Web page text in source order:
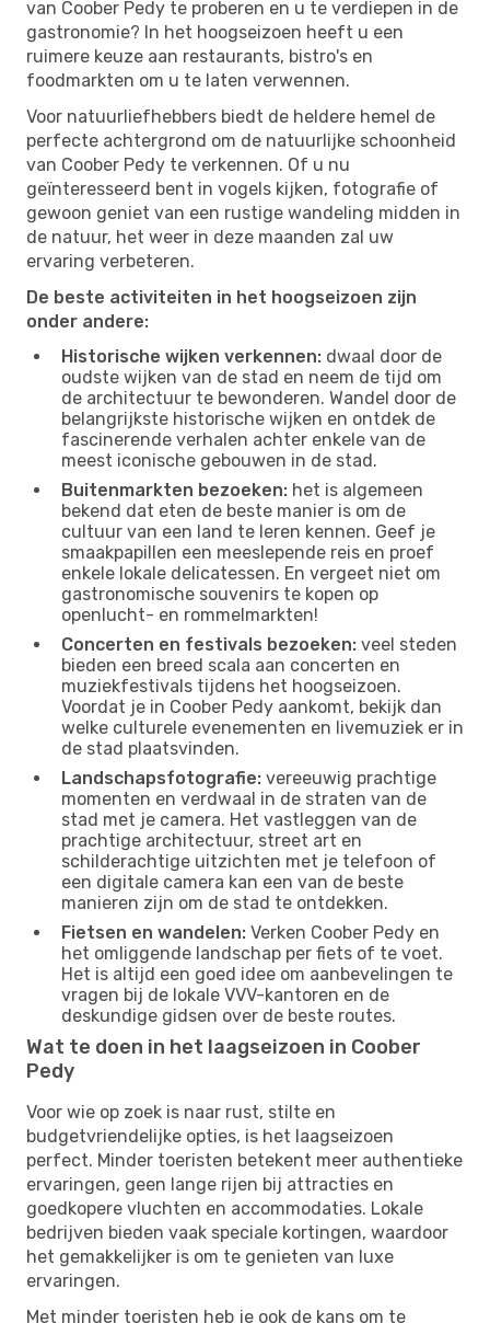
van Coober Pedy te proberen en u te verdiepen in de
gastronomie? In het hoogseizoen heeft u een
ruimere keuze aan restaurants, bistro's en
foodmarkten om u te laten verwennen.
Voor natuurliefhebbers biedt de heldere hemel de
perfecte achtergrond om de natuurlijke schoonheid
van Coober Pedy te verkennen. Of u nu
geïnteresseerd bent in vogels kijken, fotografie of
gewoon geniet van een rustige wandeling midden in
de natuur, het weer in deze maanden zal uw
ervaring verbeteren.
De beste activiteiten in het hoogseizoen zijn
onder andere:
Historische wijken verkennen: dwaal door de
oudste wijken van de stad en neem de tijd om
de architectuur te bewonderen. Wandel door de
belangrijkste historische wijken en ontdek de
fascinerende verhalen achter enkele van de
meest iconische gebouwen in de stad.
Buitenmarkten bezoeken: het is algemeen
bekend dat eten de beste manier is om de
cultuur van een land te leren kennen. Geef je
smaakpapillen een meeslepende reis en proef
enkele lokale delicatessen. En vergeet niet om
gastronomische souvenirs te kopen op
openlucht- en rommelmarkten!
Concerten en festivals bezoeken: veel steden
bieden een breed scala aan concerten en
muziekfestivals tijdens het hoogseizoen.
Voordat je in Coober Pedy aankomt, bekijk dan
welke culturele evenementen en livemuziek er in
de stad plaatsvinden.
Landschapsfotografie: vereeuwig prachtige
momenten en verdwaal in de straten van de
stad met je camera. Het vastleggen van de
prachtige architectuur, street art en
schilderachtige uitzichten met je telefoon of
een digitale camera kan een van de beste
manieren zijn om de stad te ontdekken.
Fietsen en wandelen: Verken Coober Pedy en
het omliggende landschap per fiets of te voet.
Het is altijd een goed idee om aanbevelingen te
vragen bij de lokale VVV-kantoren en de
deskundige gidsen over de beste routes.
Wat te doen in het laagseizoen in Coober
Pedy
Voor wie op zoek is naar rust, stilte en
budgetvriendelijke opties, is het laagseizoen
perfect. Minder toeristen betekent meer authentieke
ervaringen, geen lange rijen bij attracties en
goedkopere vluchten en accommodaties. Lokale
bedrijven bieden vaak speciale kortingen, waardoor
het gemakkelijker is om te genieten van luxe
ervaringen.
Met minder toeristen heb je ook de kans om te